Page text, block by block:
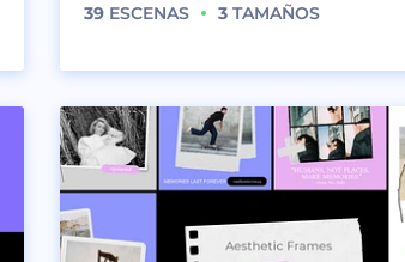
39 ESCENAS 3 TAMAÑOS